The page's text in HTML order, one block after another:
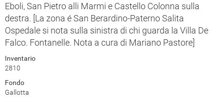
Eboli, San Pietro alli Marmi e Castello Colonna sulla
destra. [La zona é San Berardino-Paterno Salita
Ospedale si nota sulla sinistra di chi guarda la Villa De
Falco. Fontanelle. Nota a cura di Mariano Pastore]
Inventario
2810
Fondo
Gallotta